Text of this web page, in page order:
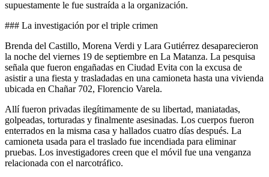
supuestamente le fue sustraída a la organización.
### La investigación por el triple crimen
Brenda del Castillo, Morena Verdi y Lara Gutiérrez desaparecieron
la noche del viernes 19 de septiembre en La Matanza. La pesquisa
señala que fueron engañadas en Ciudad Evita con la excusa de
asistir a una fiesta y trasladadas en una camioneta hasta una vivienda
ubicada en Chañar 702, Florencio Varela.
Allí fueron privadas ilegítimamente de su libertad, maniatadas,
golpeadas, torturadas y finalmente asesinadas. Los cuerpos fueron
enterrados en la misma casa y hallados cuatro días después. La
camioneta usada para el traslado fue incendiada para eliminar
pruebas. Los investigadores creen que el móvil fue una venganza
relacionada con el narcotráfico.